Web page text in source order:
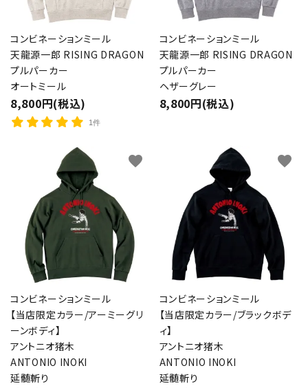
コンビネーションミール
天龍源一郎 RISING DRAGON
プルパーカー
オートミール
8,800円(税込)
1件
コンビネーションミール
天龍源一郎 RISING DRAGON
プルパーカー
ヘザーグレー
8,800円(税込)
コンビネーションミール
【当店限定カラー/アーミーグリ
ーンボディ】
アントニオ猪木
ANTONIO INOKI
延髄斬り
favorite
コンビネーションミール
【当店限定カラー/ブラックボデ
ィ】
アントニオ猪木
ANTONIO INOKI
延髄斬り
favorite